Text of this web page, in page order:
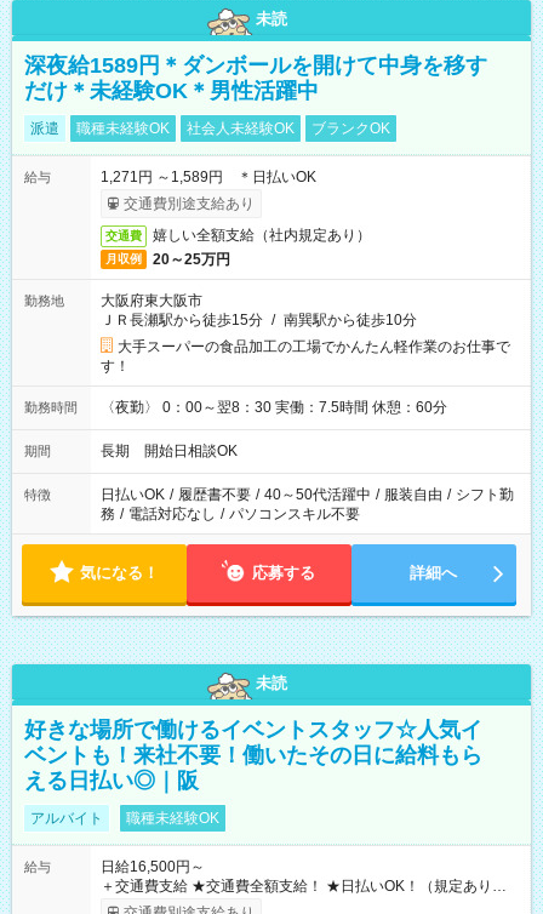
未読
深夜給1589円＊ダンボールを開けて中身を移す
だけ＊未経験OK＊男性活躍中
派遣 職種未経験OK 社会人未経験OK ブランクOK
給与
1,271円 ～1,589円 ＊日払いOK
交通費別途支給あり
交通費 嬉しい全額支給（社内規定あり）
月収例 20～25万円
勤務地
大阪府東大阪市
ＪＲ長瀬駅から徒歩15分 / 南巽駅から徒歩10分
大手スーパーの食品加工の工場でかんたん軽作業のお仕事で
す！
勤務時間 〈夜勤〉 0：00～翌8：30 実働：7.5時間 休憩：60分
期間 長期 開始日相談OK
特徴 日払いOK / 履歴書不要 / 40～50代活躍中 / 服装自由 / シフト勤
務 / 電話対応なし / パソコンスキル不要
気になる！ 応募する 詳細へ
未読
好きな場所で働けるイベントスタッフ☆人気イ
ベントも！来社不要！働いたその日に給料もら
える日払い◎｜阪
アルバイト 職種未経験OK
給与
日給16,500円～
＋交通費支給 ★交通費全額支給！ ★日払いOK！（規定あり） ┗
働いたその日に現金GET♪ お仕事後はコンビニATMから 日払